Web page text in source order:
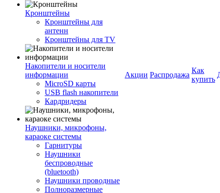
Кронштейны
Кронштейны для
антенн
Кронштейны для TV
Накопители и носители
информации
MicroSD карты
USB flash накопители
Кардридеры
Наушники, микрофоны,
караоке системы
Гарнитуры
Наушники
беспроводные
(bluetooth)
Наушники проводные
Полноразмерные
Акции Распродажа
Как
купить